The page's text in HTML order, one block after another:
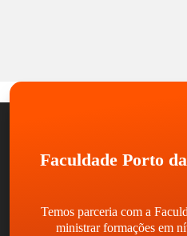
Faculdade Porto
Temos parceria com a
ministrar formações em